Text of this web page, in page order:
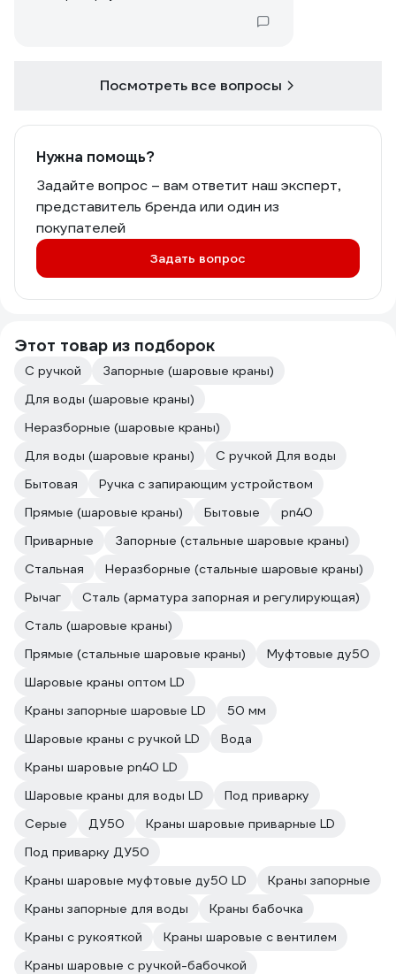
Посмотреть все вопросы
Нужна помощь?
Задайте вопрос – вам ответит наш эксперт,
представитель бренда или один из
покупателей
Задать вопрос
Этот товар из подборок
С ручкой
Запорные (шаровые краны)
Для воды (шаровые краны)
Неразборные (шаровые краны)
Для воды (шаровые краны)
С ручкой Для воды
Бытовая
Ручка с запирающим устройством
Прямые (шаровые краны)
Бытовые
pn40
Приварные
Запорные (стальные шаровые краны)
Стальная
Неразборные (стальные шаровые краны)
Рычаг
Сталь (арматура запорная и регулирующая)
Сталь (шаровые краны)
Прямые (стальные шаровые краны)
Муфтовые ду50
Шаровые краны оптом LD
Краны запорные шаровые LD
50 мм
Шаровые краны с ручкой LD
Вода
Краны шаровые pn40 LD
Шаровые краны для воды LD
Под приварку
Серые
ДУ50
Краны шаровые приварные LD
Под приварку ДУ50
Краны шаровые муфтовые ду50 LD
Краны запорные
Краны запорные для воды
Краны бабочка
Краны с рукояткой
Краны шаровые с вентилем
Краны шаровые с ручкой-бабочкой